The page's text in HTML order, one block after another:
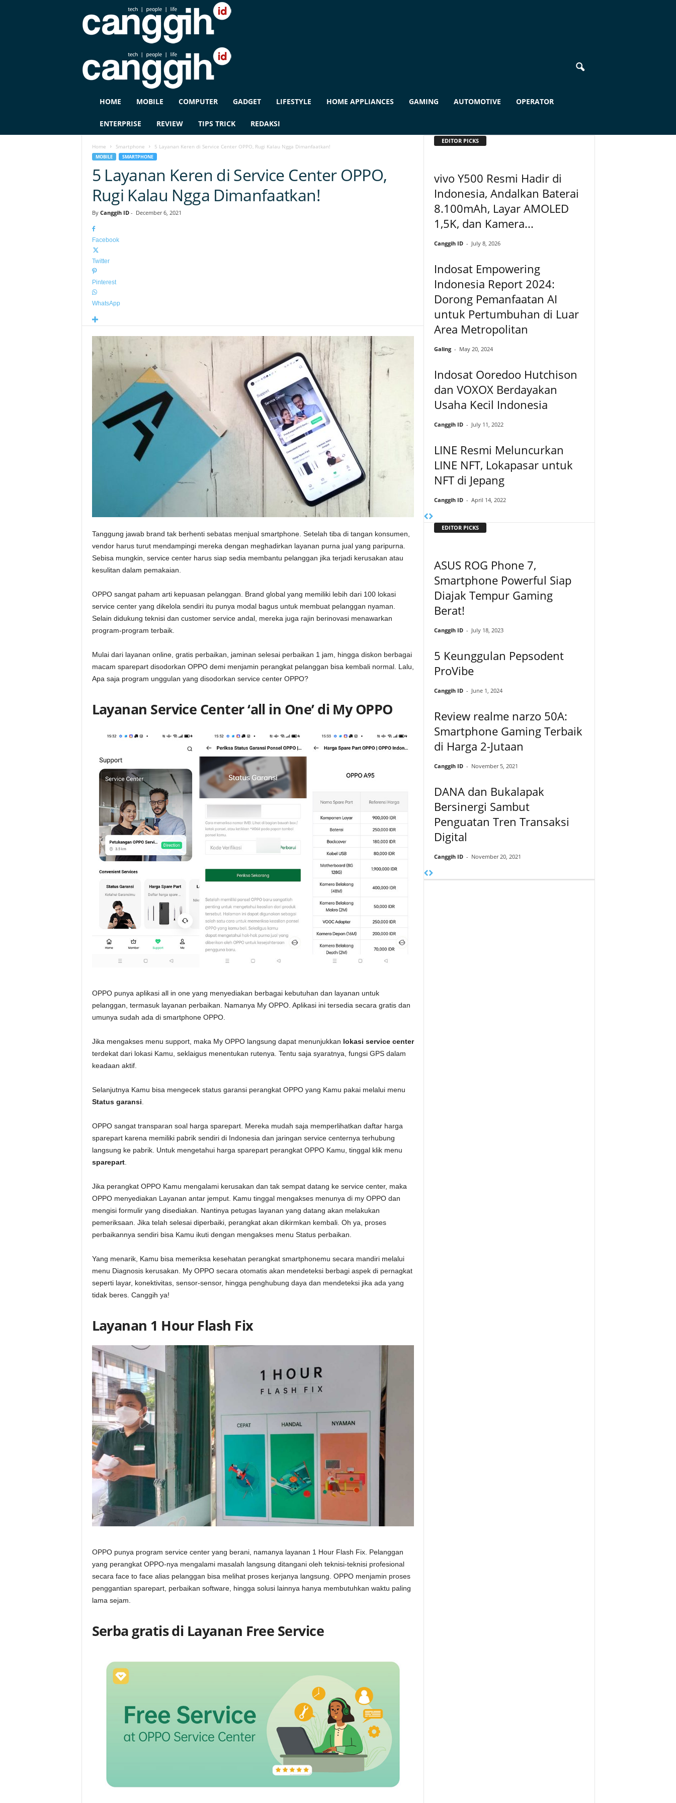
G
HOME MOBILE COMPUTER GADGET LIFESTYLE HOME APPLIANCES GAMING AUTOMOTIVE OPERATOR
ENTERPRISE REVIEW TIPS TRICK REDAKSI
Home Smartphone 5 Layanan Keren di Service Center OPPO, Rugi Kalau Ngga Dimanfaatkan!
MOBILE SMARTPHONE
5 Layanan Keren di Service Center OPPO,
Rugi Kalau Ngga Dimanfaatkan!
By Canggih ID- December 6, 2021
Facebook
Twitter
Pinterest
WhatsApp
Tanggung jawab brand tak berhenti sebatas menjual smartphone. Setelah tiba di tangan konsumen,
vendor harus turut mendampingi mereka dengan meghadirkan layanan purna jual yang paripurna.
Sebisa mungkin, service center harus siap sedia membantu pelanggan jika terjadi kerusakan atau
kesulitan dalam pemakaian.
OPPO sangat paham arti kepuasan pelanggan. Brand global yang memiliki lebih dari 100 lokasi
service center yang dikelola sendiri itu punya modal bagus untuk membuat pelanggan nyaman.
Selain didukung teknisi dan customer service andal, mereka juga rajin berinovasi menawarkan
program-program terbaik.
Mulai dari layanan online, gratis perbaikan, jaminan selesai perbaikan 1 jam, hingga diskon berbagai
macam sparepart disodorkan OPPO demi menjamin perangkat pelanggan bisa kembali normal. Lalu,
Apa saja program unggulan yang disodorkan service center OPPO?
Layanan Service Center ‘all in One’ di My OPPO
OPPO punya aplikasi all in one yang menyediakan berbagai kebutuhan dan layanan untuk
pelanggan, termasuk layanan perbaikan. Namanya My OPPO. Aplikasi ini tersedia secara gratis dan
umunya sudah ada di smartphone OPPO.
Jika mengakses menu support, maka My OPPO langsung dapat menunjukkan lokasi service center
terdekat dari lokasi Kamu, seklaigus menentukan rutenya. Tentu saja syaratnya, fungsi GPS dalam
keadaan aktif.
Selanjutnya Kamu bisa mengecek status garansi perangkat OPPO yang Kamu pakai melalui menu
Status garansi.
OPPO sangat transparan soal harga sparepart. Mereka mudah saja memperlihatkan daftar harga
sparepart karena memiliki pabrik sendiri di Indonesia dan jaringan service centernya terhubung
langsung ke pabrik. Untuk mengetahui harga sparepart perangkat OPPO Kamu, tinggal klik menu
sparepart.
Jika perangkat OPPO Kamu mengalami kerusakan dan tak sempat datang ke service center, maka
OPPO menyediakan Layanan antar jemput. Kamu tinggal mengakses menunya di my OPPO dan
mengisi formulir yang disediakan. Nantinya petugas layanan yang datang akan melakukan
pemeriksaan. Jika telah selesai diperbaiki, perangkat akan dikirmkan kembali. Oh ya, proses
perbaikannya sendiri bisa Kamu ikuti dengan mengakses menu Status perbaikan.
Yang menarik, Kamu bisa memeriksa kesehatan perangkat smartphonemu secara mandiri melalui
menu Diagnosis kerusakan. My OPPO secara otomatis akan mendeteksi berbagi aspek di pernagkat
seperti layar, konektivitas, sensor-sensor, hingga penghubung daya dan mendeteksi jika ada yang
tidak beres. Canggih ya!
Layanan 1 Hour Flash Fix
OPPO punya program service center yang berani, namanya layanan 1 Hour Flash Fix. Pelanggan
yang perangkat OPPO-nya mengalami masalah langsung ditangani oleh teknisi-teknisi profesional
secara face to face alias pelanggan bisa melihat proses kerjanya langsung. OPPO menjamin proses
penggantian sparepart, perbaikan software, hingga solusi lainnya hanya membutuhkan waktu paling
lama sejam.
Serba gratis di Layanan Free Service
EDITOR PICKS
vivo Y500 Resmi Hadir di
Indonesia, Andalkan Baterai
8.100mAh, Layar AMOLED
1,5K, dan Kamera...
Canggih ID - July 8, 2026
Indosat Empowering
Indonesia Report 2024:
Dorong Pemanfaatan AI
untuk Pertumbuhan di Luar
Area Metropolitan
Galing - May 20, 2024
Indosat Ooredoo Hutchison
dan VOXOX Berdayakan
Usaha Kecil Indonesia
Canggih ID - July 11, 2022
LINE Resmi Meluncurkan
LINE NFT, Lokapasar untuk
NFT di Jepang
Canggih ID - April 14, 2022
EDITOR PICKS
ASUS ROG Phone 7,
Smartphone Powerful Siap
Diajak Tempur Gaming
Berat!
Canggih ID - July 18, 2023
5 Keunggulan Pepsodent
ProVibe
Canggih ID - June 1, 2024
Review realme narzo 50A:
Smartphone Gaming Terbaik
di Harga 2-Jutaan
Canggih ID - November 5, 2021
DANA dan Bukalapak
Bersinergi Sambut
Penguatan Tren Transaksi
Digital
Canggih ID - November 20, 2021